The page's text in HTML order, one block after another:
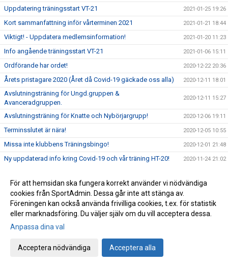
Uppdatering träningsstart VT-21 2021-01-25 19:26
Kort sammanfattning inför vårterminen 2021 2021-01-21 18:44
Viktigt! - Uppdatera medlemsinformation! 2021-01-20 11:23
Info angående träningsstart VT-21 2021-01-06 15:11
Ordförande har ordet! 2020-12-22 20:36
Årets pristagare 2020 (Året då Covid-19 gäckade oss alla) 2020-12-11 18:01
Avslutningsträning för Ungd.gruppen &
Avanceradgruppen.
2020-12-11 15:27
Avslutningsträning för Knatte och Nybörjargrupp! 2020-12-06 19:11
Terminsslutet är nära! 2020-12-05 10:55
Missa inte klubbens Träningsbingo! 2020-12-01 21:48
Ny uppdaterad info kring Covid-19 och vår träning HT-20! 2020-11-24 21:02
Uppdaterad info kring Covid-19 2020-10-31 12:32
Beslut om skärpta allmänna råd! 2020-10-29 15:45
Träning på Höstlovet? 2020-10-25 22:09
Resultat Bohus-dal Cup
Resultat Kroppefjällskampen
För att hemsidan ska fungera korrekt använder vi nödvändiga
cookies från SportAdmin. Dessa går inte att stänga av.
Föreningen kan också använda frivilliga cookies, t.ex. för statistik
eller marknadsföring. Du väljer själv om du vill acceptera dessa.
Anpassa dina val
Acceptera nödvändiga Acceptera alla